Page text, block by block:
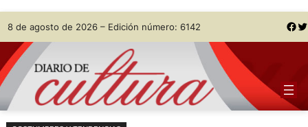
Saltar
al
contenido
Skip
to
content
8 de agosto de 2026 – Edición número: 6142 Facebook Twitter